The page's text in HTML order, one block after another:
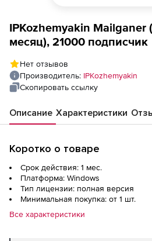
IPKozhemyakin Mailganer
месяц), 21000 подписчик
Нет отзывов
Производитель: IPKozhemyakin
Скопировать ссылку
Описание Характеристики
Коротко о товаре
Срок действия: 1 мес.
Платформа: Windows
Тип лицензии: полная версия
Минимальная покупка: от 1 шт.
Все характеристики